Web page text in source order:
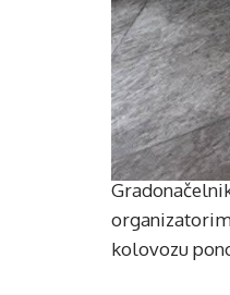
kolovozu